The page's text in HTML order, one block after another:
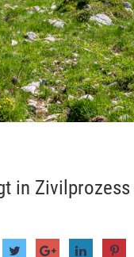
in Zivilprozess